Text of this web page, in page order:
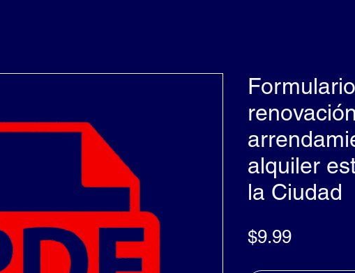
alquiler
la Ciudad
$9.99Price